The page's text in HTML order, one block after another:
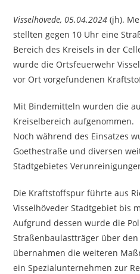
Visselhövede, 05.04.2024 (jh).
stellten gegen 10 Uhr eine
Bereich des Kreisels in der
wurde die Ortsfeuerwehr
vor Ort vorgefundenen
Mit Bindemitteln wurden die
Kreiselbereich aufgenommen.
Noch während des Einsatzes
Goethestraße und diversen
Stadtgebietes
Die Kraftstoffspur führte aus
Visselhöveder Stadtgebiet bis
Aufgrund dessen wurde die
Straßenbaulastträger über
übernahmen die weiteren
ein Spezialunternehmen zur